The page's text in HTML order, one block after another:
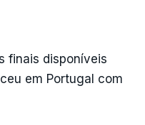
finais disponíveis
em Portugal com